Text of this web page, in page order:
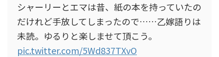
シャーリーとエマは昔、紙の本を持っていたの
だけれど手放してしまったので……乙嫁語りは
未読。ゆるりと楽しませて頂こう。
pic.twitter.com/5Wd837TXvO